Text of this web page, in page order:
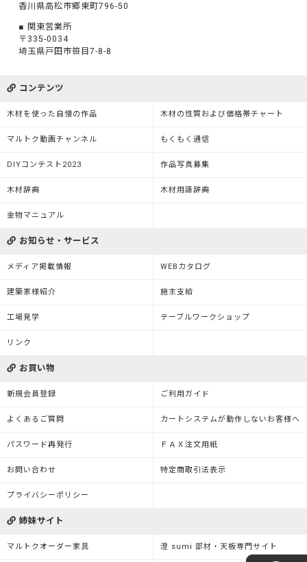
香川県高松市郷東町796-50
関東営業所
〒335-0034
埼玉県戸田市笹目7-8-8
コンテンツ
木材を使った自慢の作品 木材の性質および価格帯チャート
マルトク動画チャンネル もくもく通信
DIYコンテスト2023 作品写真募集
木材辞典 木材用語辞典
金物マニュアル
お知らせ・サービス
メディア掲載情報 WEBカタログ
建築家様紹介 施主支給
工場見学 テーブルワークショップ
リンク
お買い物
新規会員登録 ご利用ガイド
よくあるご質問 カートシステムが動作しないお客様へ
パスワード再発行 ＦＡＸ注文用紙
お問い合わせ 特定商取引法表示
プライバシーポリシー
姉妹サイト
マルトクオーダー家具 澄 sumi 部材・天板専門サイト